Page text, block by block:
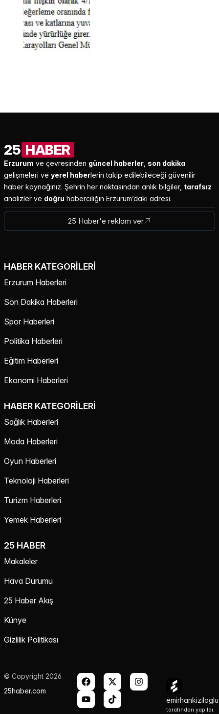
25 HABER
Erzurum ve çevresinden güncel haberler son dakika
gelişmeleri ve yerel haberlerin takip edilebileceği güvenilir
haber kaynağınız. Şehrin her noktasından anlık bilgiler, tarafsız
analizler ve doğru haberciliğin Erzurum’daki adresi.
25 Haber'e reklam ver
HABER KATEGORILERI
Erzurum Haberleri
Son Dakika Haberleri
Spor Haberleri
Politika Haberleri
Eğitim Haberleri
Ekonomi Haberleri
HABER KATEGORILERI
Sağlık Haberleri
Moda Haberleri
Oyun Haberleri
Teknoloji Haberleri
Turizm Haberleri
Yemek Haberleri
25 HABER
Makaleler
Hava Durumu
25 Haber Akış
Künye
Gizlilik Politikası
© Copyright 2026
25haber.com
tarafından yapıldı.